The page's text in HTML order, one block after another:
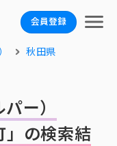
会員登録
秋田県
ー）
」の検索結